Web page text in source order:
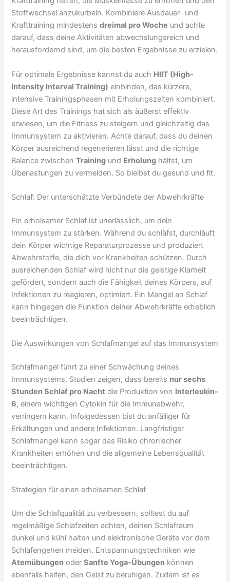
Stoffwechsel anzukurbeln. Kombiniere Ausdauer- und
Krafttraining mindestensdreimal pro Woche und achte
darauf, dass deine Aktivitäten abwechslungsreich und
herausfordernd sind, um die besten Ergebnisse zu erzielen.
Für optimale Ergebnisse kannst du auch HIIT (High-
Intensity Interval Training) einbinden, das kürzere,
intensive Trainingsphasen mit Erholungszeiten kombiniert.
Diese Art des Trainings hat sich als äußerst effektiv
erwiesen, um die Fitness zu steigern und gleichzeitig das
Immunsystem zu aktivieren. Achte darauf, dass du deinen
Körper ausreichend regenerieren lässt und die richtige
Balance zwischenTraining und Erholung hältst, um
Überlastungen zu vermeiden. So bleibst du gesund und fit.
Schlaf: Der unterschätzte Verbündete der Abwehrkräfte
Ein erholsamer Schlaf ist unerlässlich, um dein
Immunsystem zu stärken. Während du schläfst, durchläuft
dein Körper wichtige Reparaturprozesse und produziert
Abwehrstoffe, die dich vor Krankheiten schützen. Durch
ausreichenden Schlaf wird nicht nur die geistige Klarheit
gefördert, sondern auch die Fähigkeit deines Körpers, auf
Infektionen zu reagieren, optimiert. Ein Mangel an Schlaf
kann hingegen die Funktion deiner Abwehrkräfte erheblich
beeinträchtigen.
Die Auswirkungen von Schlafmangel auf das Immunsystem
Schlafmangel führt zu einer Schwächung deines
Immunsystems. Studien zeigen, dass bereits nur sechs
Stunden Schlaf pro Nacht die Produktion von Interleukin-
6, einem wichtigen Cytokin für die Immunabwehr,
verringern kann. Infolgedessen bist du anfälliger für
Erkältungen und andere Infektionen. Langfristiger
Schlafmangel kann sogar das Risiko chronischer
Krankheiten erhöhen und die allgemeine Lebensqualität
beeinträchtigen.
Strategien für einen erholsamen Schlaf
Um die Schlafqualität zu verbessern, solltest du auf
regelmäßige Schlafzeiten achten, deinen Schlafraum
dunkel und kühl halten und elektronische Geräte vor dem
Schlafengehen meiden. Entspannungstechniken wie
Atemübungen oderSanfte Yoga-Übungen können
ebenfalls helfen, den Geist zu beruhigen. Zudem ist es